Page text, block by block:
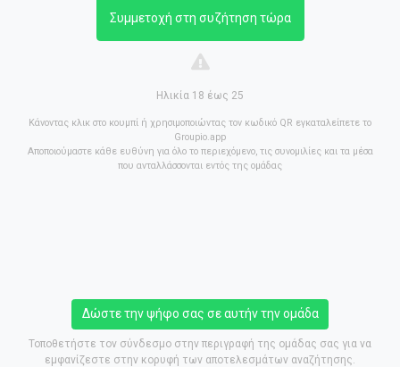
Συμμετοχή στη συζήτηση τώρα
Ηλικία 18 έως 25
Κάνοντας κλικ στο κουμπί ή χρησιμοποιώντας τον κωδικό QR εγκαταλείπετε το
Groupio.app
Αποποιούμαστε κάθε ευθύνη για όλο το περιεχόμενο, τις συνομιλίες και τα μέσα
που ανταλλάσσονται εντός της ομάδας
Δώστε την ψήφο σας σε αυτήν την ομάδα
Τοποθετήστε τον σύνδεσμο στην περιγραφή της ομάδας σας για να
εμφανίζεστε στην κορυφή των αποτελεσμάτων αναζήτησης.